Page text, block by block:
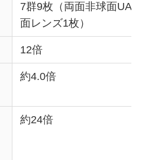
7群9枚（両面非球面UA
面レンズ1枚）
12倍
約4.0倍
約24倍